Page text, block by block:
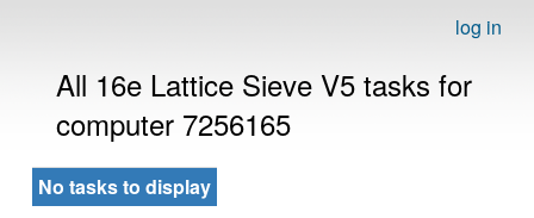
log in
All 16e Lattice Sieve V5 tasks for
computer 7256165
No tasks to display